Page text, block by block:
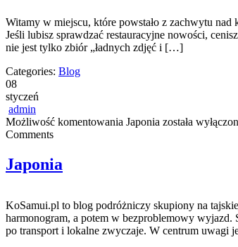
Witamy w miejscu, które powstało z zachwytu
Jeśli lubisz sprawdzać restauracyjne nowości,
nie jest tylko zbiór „ładnych zdjęć i […]
Categories: Blog
08
styczeń
admin
Możliwość komentowania Japonia została
Comments
Japonia
KoSamui.pl to blog podróżniczy skupiony na
harmonogram, a potem w bezproblemowy wyjazd.
po transport i lokalne zwyczaje. W centrum uwagi